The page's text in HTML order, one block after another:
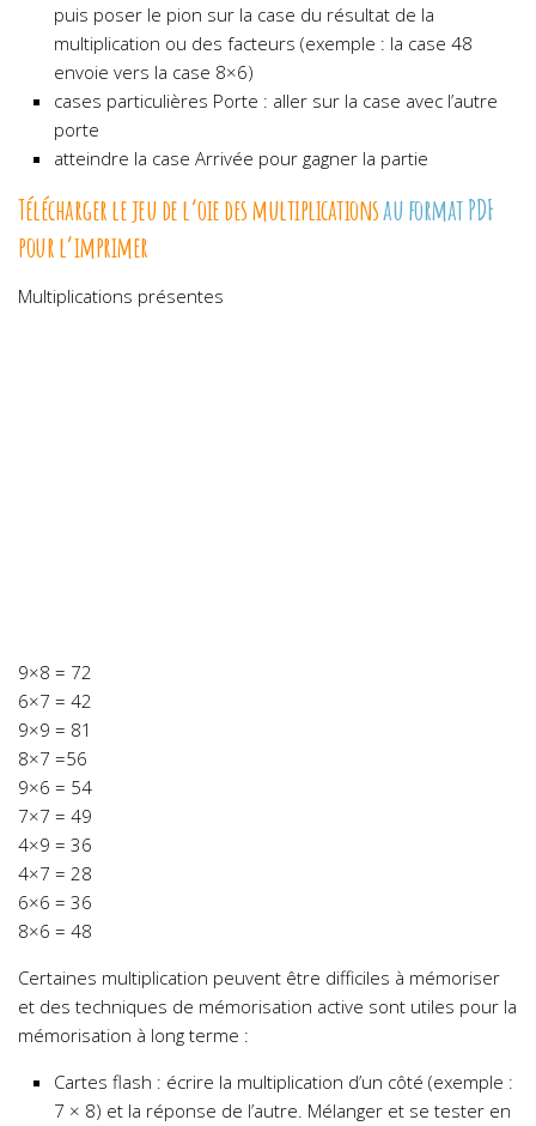
puis poser le pion sur la case du résultat de la
multiplication ou des facteurs (exemple : la case 48
envoie vers la case 8×6)
cases particulières Porte : aller sur la case avec l’autre
porte
atteindre la case Arrivée pour gagner la partie
Télécharger le jeu de l’oie des multiplicationsau format PDF
pour l’imprimer
Multiplications présentes
9×8 = 72
6×7 = 42
9×9 = 81
8×7 =56
9×6 = 54
7×7 = 49
4×9 = 36
4×7 = 28
6×6 = 36
8×6 = 48
Certaines multiplication peuvent être difficiles à mémoriser
et des techniques de mémorisation active sont utiles pour la
mémorisation à long terme :
Cartes flash : écrire la multiplication d’un côté (exemple :
7 × 8) et la réponse de l’autre. Mélanger et se tester en